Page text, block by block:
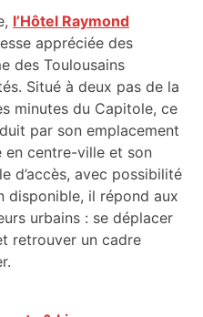
l’Hôtel Raymond
appréciée des
des Toulousains
Situé à deux pas de la
minutes du Capitole, ce
par son emplacement
en centre-ville et son
d’accès, avec possibilité
disponible, il répond aux
urbains : se déplacer
retrouver un cadre